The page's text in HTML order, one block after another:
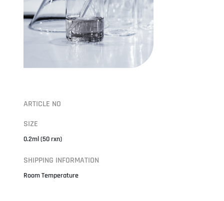
ARTICLE NO
SIZE
0.2ml (50 rxn)
SHIPPING INFORMATION
Room Temperature